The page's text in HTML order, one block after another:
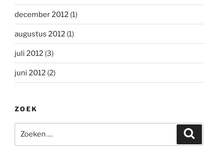
december 2012 (1)
augustus 2012 (1)
juli 2012 (3)
juni 2012 (2)
ZOEK
naar: